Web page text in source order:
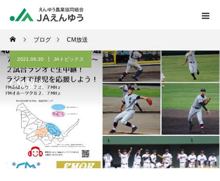
ブログ CM放送
2021.06.30 JAトピックス
CM放送